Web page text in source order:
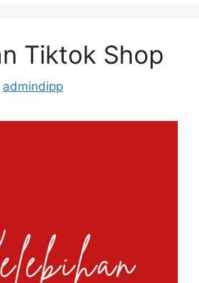
Tiktok Shop
admindipp